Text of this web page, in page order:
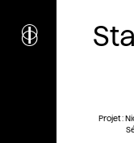
i nstitut
Projet :